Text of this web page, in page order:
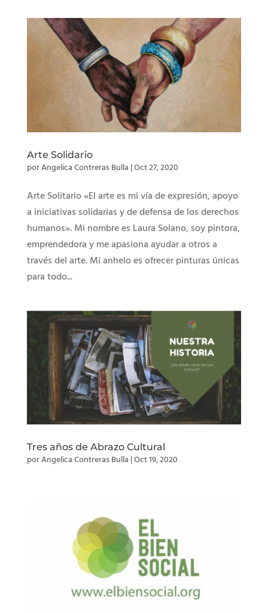
Arte Solidario
porAngelica Contreras Bulla |Oct 27, 2020
Arte Solitario «El arte es mi vía de expresión, apoyo
a iniciativas solidarias y de defensa de los derechos
humanos». Mi nombre es Laura Solano, soy pintora,
emprendedora y me apasiona ayudar a otros a
través del arte. Mi anhelo es ofrecer pinturas únicas
para todo...
Tres años de Abrazo Cultural
porAngelica Contreras Bulla |Oct 19, 2020